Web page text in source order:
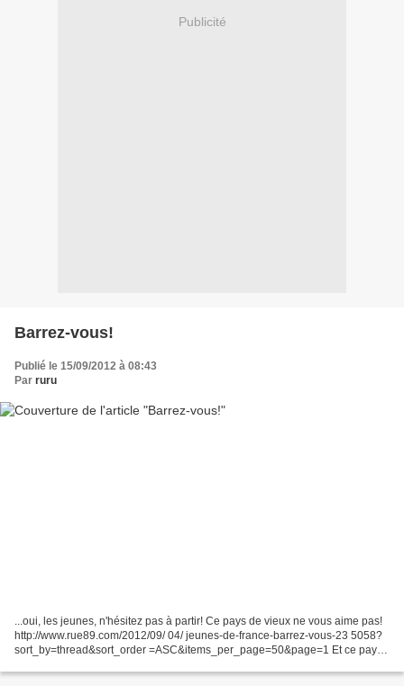
Publicité
Barrez-vous!
Publié le 15/09/2012 à 08:43
Par ruru
...oui, les jeunes, n'hésitez pas à partir! Ce pays de vieux ne vous aime pas!
http://www.rue89.com/2012/09/ 04/ jeunes-de-france-barrez-vous-23 5058?
sort_by=thread&sort_order =ASC&items_per_page=50&page=1 Et ce pays